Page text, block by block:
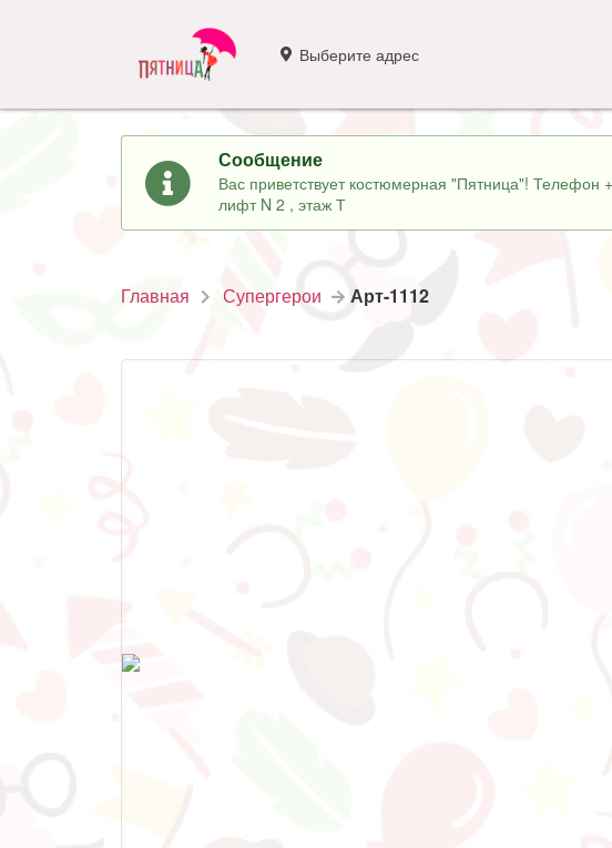
Выберите адрес
Сообщение
Вас приветствует костюмерная "Пятница"!
лифт N 2 , этаж Т
Главная Супергерои Арт-1112